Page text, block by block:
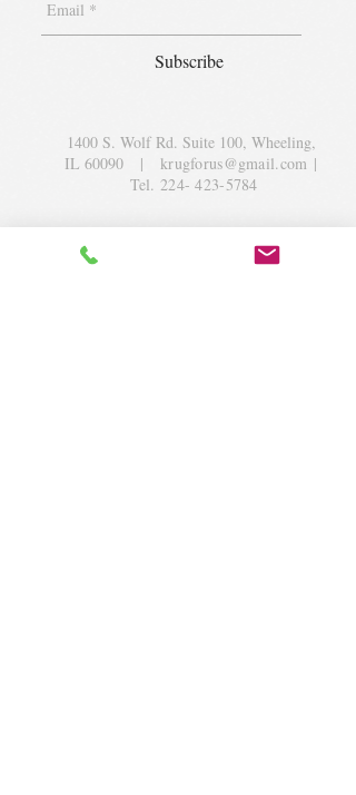
Subscribe
1400 S. Wolf Rd. Suite 100, Wheeling,
IL 60090 |krugforus@gmail.com |
Tel.224- 423-5784